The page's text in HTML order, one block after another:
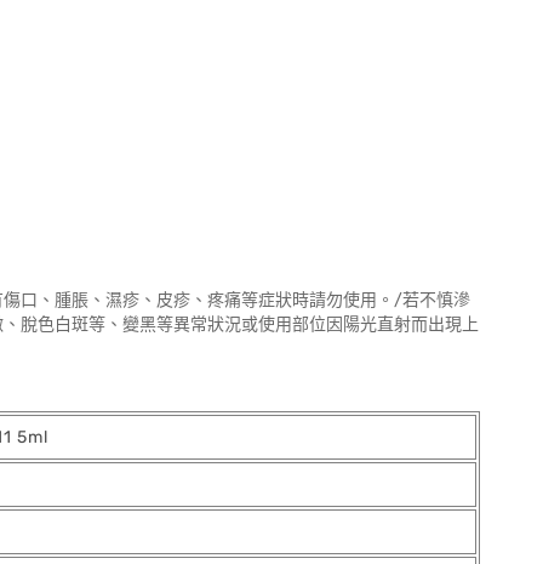
口、腫脹、濕疹、皮疹、疼痛等症狀時請勿使用。/若不慎滲
脫色白斑等、變黑等異常狀況或使用部位因陽光直射而出現上
5ml